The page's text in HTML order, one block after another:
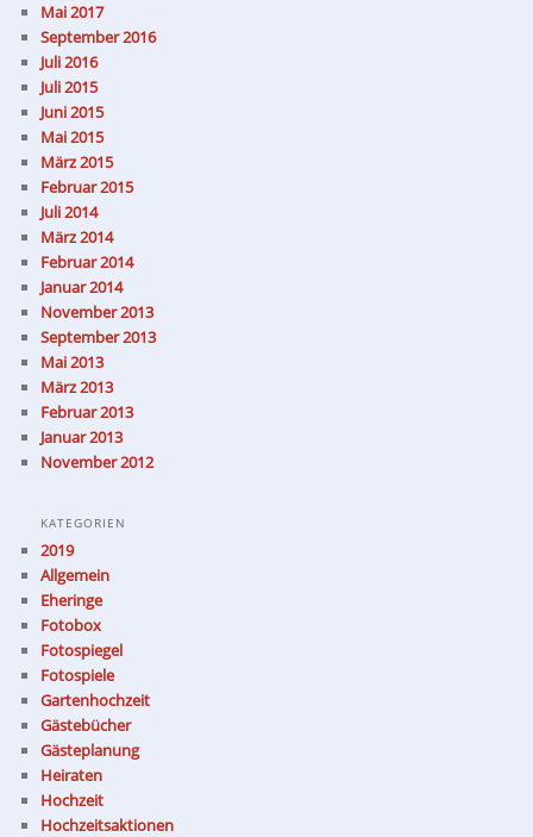
Mai 2017
September 2016
Juli 2016
Juli 2015
Juni 2015
Mai 2015
März 2015
Februar 2015
Juli 2014
März 2014
Februar 2014
Januar 2014
November 2013
September 2013
Mai 2013
März 2013
Februar 2013
Januar 2013
November 2012
KATEGORIEN
2019
Allgemein
Eheringe
Fotobox
Fotospiegel
Fotospiele
Gartenhochzeit
Gästebücher
Gästeplanung
Heiraten
Hochzeit
Hochzeitsaktionen